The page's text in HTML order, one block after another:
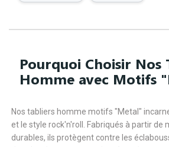
Pourquoi Choisir Nos
Homme avec Motifs
Nos tabliers homme motifs "Metal"
et le style rock'n'roll. Fabriqués à partir de
durables, ils protègent contre les